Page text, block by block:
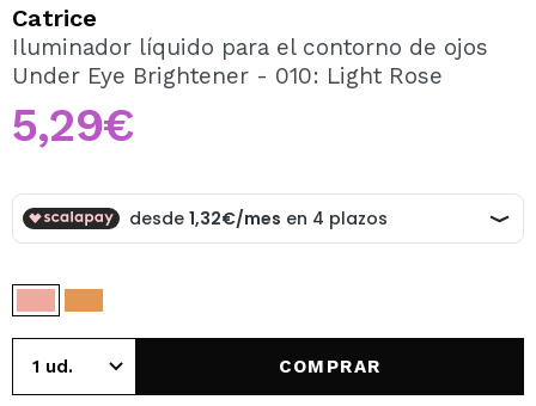
Al crear una cuenta en Maquillalia.com podrás realizar
tus compras rápidamente, revisar el estado de tus
Catrice
Iluminador líquido para el contorno de ojos
Under Eye Brightener - 010: Light Rose
5,29€
COMPRAR